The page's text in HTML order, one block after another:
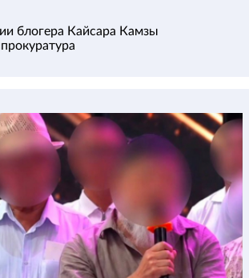
блогера Кайсара Камзы